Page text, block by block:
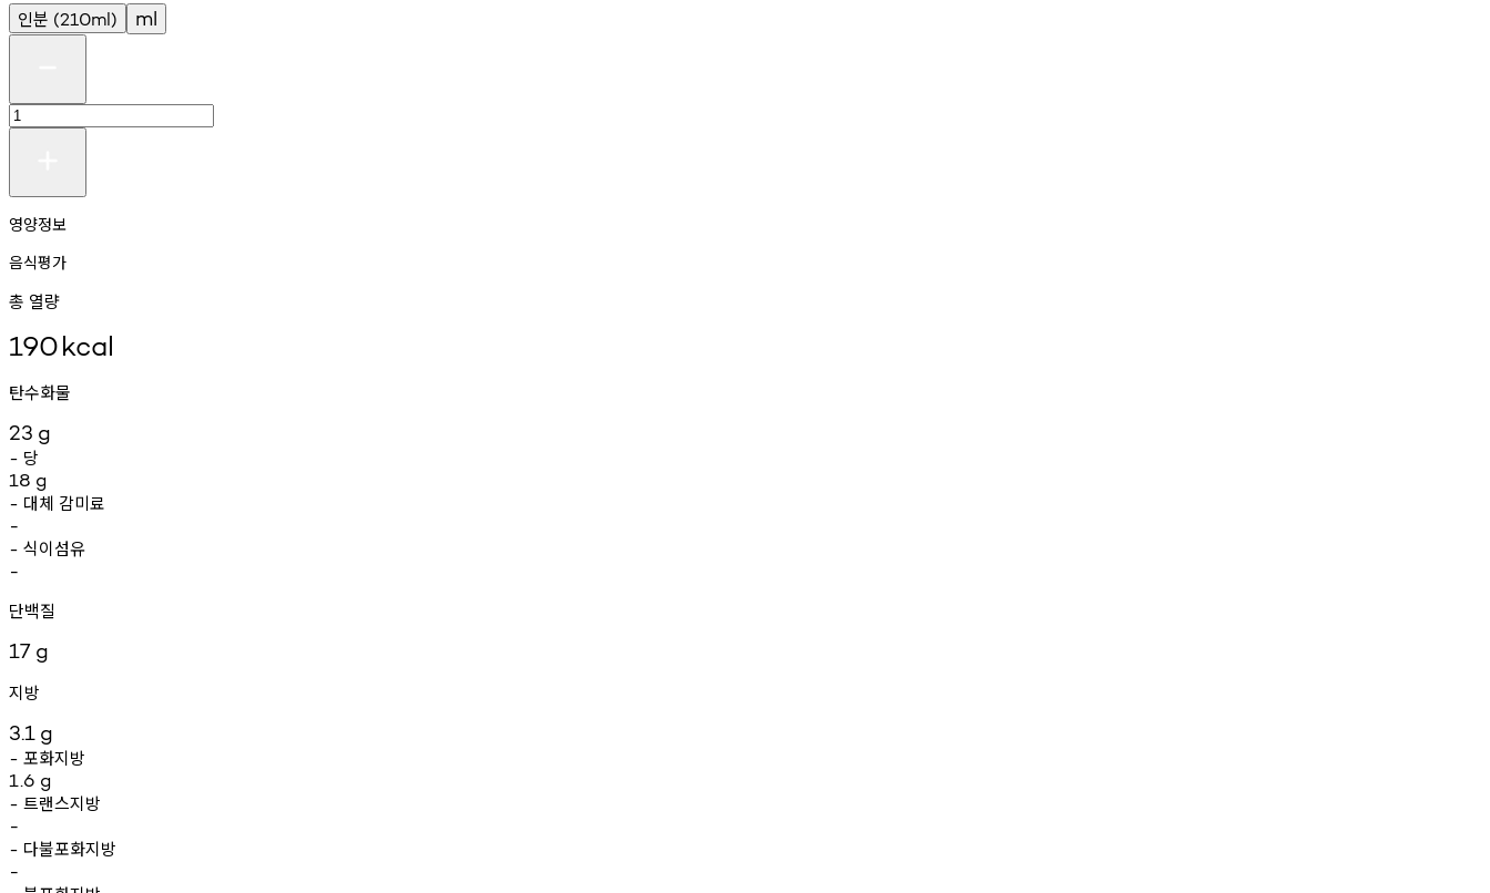
인분 (210ml) ml
영양정보
음식평가
총 열량
190kcal
탄수화물
23 g
- 당
18 g
- 대체 감미료
-
- 식이섬유
-
단백질
17 g
지방
3.1 g
- 포화지방
1.6 g
- 트랜스지방
-
- 다불포화지방
-